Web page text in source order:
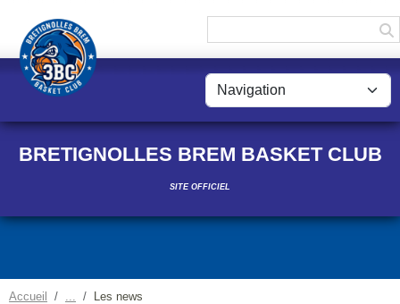
BRETIGNOLLES BREM BASKET CLUB
SITE OFFICIEL
Accueil Les news